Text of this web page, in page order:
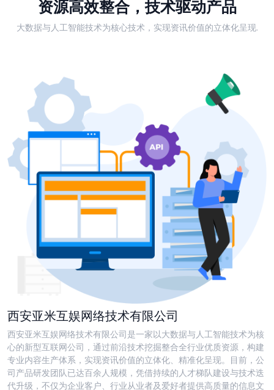
资源高效整合，技术驱动产品
大数据与人工智能技术为核心技术，实现资讯价值的立体化呈现.
西安亚米互娱网络技术有限公司
西安亚米互娱网络技术有限公司是一家以大数据与人工智能技术为核
心的新型互联网公司，通过前沿技术挖掘整合全行业优质资源，构建
专业内容生产体系，实现资讯价值的立体化、精准化呈现。目前，公
司产品研发团队已达百余人规模，凭借持续的人才梯队建设与技术迭
代升级，不仅为企业客户、行业从业者及爱好者提供高质量的信息文